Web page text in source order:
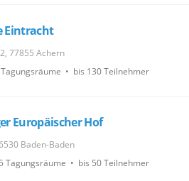
Eintracht
77855 Achern
• bis 130 Teilnehmer
Europäischer Hof
Baden-Baden
Tagungsräume • bis 50 Teilnehmer